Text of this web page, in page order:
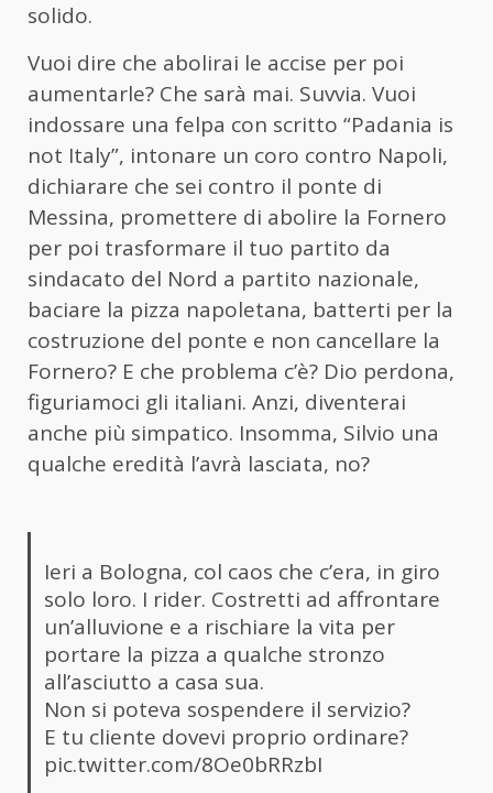
solido.
Vuoi dire che abolirai le accise per poi
aumentarle? Che sarà mai. Suvvia. Vuoi
indossare una felpa con scritto “Padania is
not Italy”, intonare un coro contro Napoli,
dichiarare che sei contro il ponte di
Messina, promettere di abolire la Fornero
per poi trasformare il tuo partito da
sindacato del Nord a partito nazionale,
baciare la pizza napoletana, batterti per la
costruzione del ponte e non cancellare la
Fornero? E che problema c’è? Dio perdona,
figuriamoci gli italiani. Anzi, diventerai
anche più simpatico. Insomma, Silvio una
qualche eredità l’avrà lasciata, no?
Ieri a Bologna, col caos che c’era, in giro
solo loro. I rider. Costretti ad affrontare
un’alluvione e a rischiare la vita per
portare la pizza a qualche stronzo
all’asciutto a casa sua.
Non si poteva sospendere il servizio?
E tu cliente dovevi proprio ordinare?
pic.twitter.com/8Oe0bRRzbI